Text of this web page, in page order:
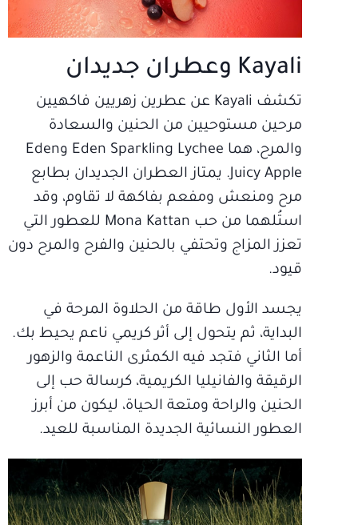
Kayali وعطران جديدان
تكشف Kayali عن عطرين زهريين فاكهيين
مرحين مستوحيين من الحنين والسعادة
والمرح، هما Eden Sparkling Lychee وEden
Juicy Apple. يمتاز العطران الجديدان بطابع
مرح ومنعش ومفعم بفاكهة لا تقاوم، وقد
استُلهما من حب Mona Kattan للعطور التي
تعزز المزاج وتحتفي بالحنين والفرح والمرح دون
قيود.
يجسد الأول طاقة من الحلاوة المرحة في
البداية، ثم يتحول إلى أثر كريمي ناعم يحيط بك.
أما الثاني فتجد فيه الكمثرى الناعمة والزهور
الرقيقة والفانيليا الكريمية، كرسالة حب إلى
الحنين والراحة ومتعة الحياة، ليكون من أبرز
العطور النسائية الجديدة المناسبة للعيد.